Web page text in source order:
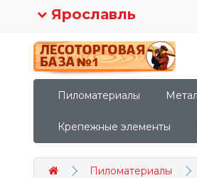
Ярославль
Пиломатериалы
Крепежные элементы
Пиломатериалы